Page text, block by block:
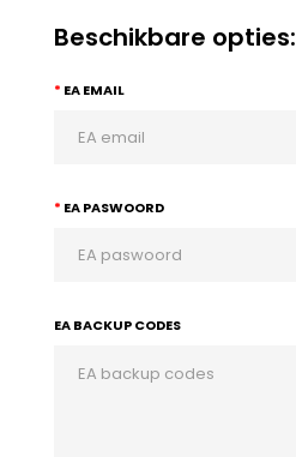
Beschikbare opties:
EA EMAIL
EA PASWOORD
EA BACKUP CODES